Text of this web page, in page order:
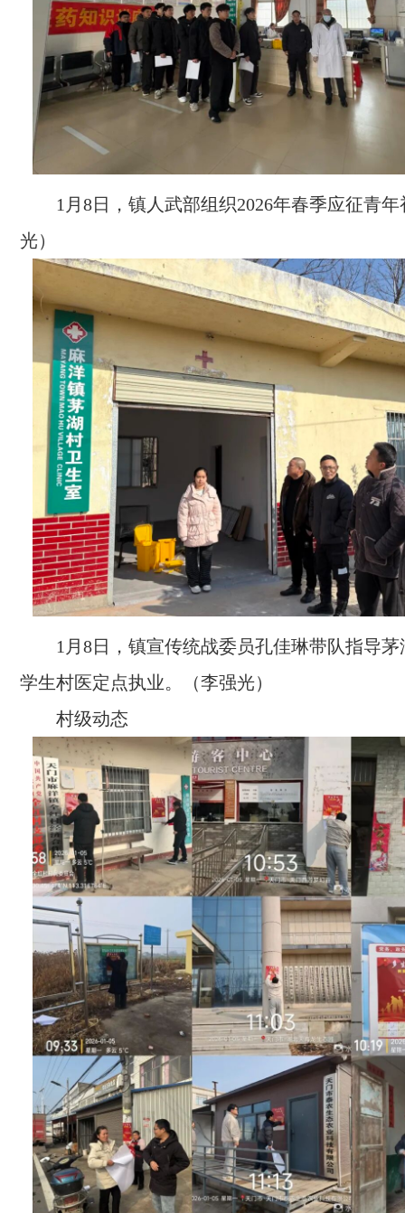
1月8日，镇人武部组织2026年春季应征青
光）
1月8日，镇宣传统战委员孔佳琳带队指导
学生村医定点执业。（李强光）
村级动态